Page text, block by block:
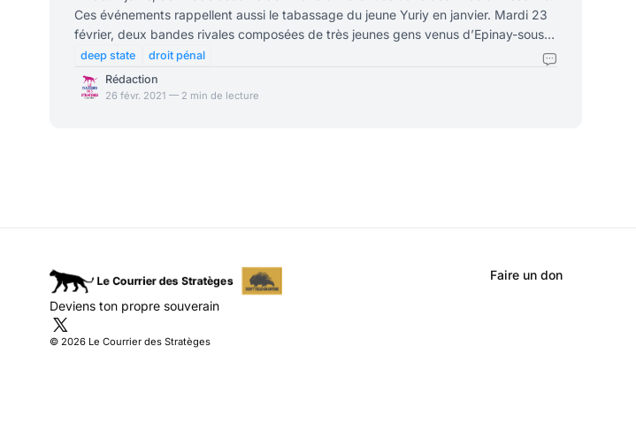
Ces événements rappellent aussi le tabassage du jeune Yuriy en janvier. Mardi 23
février, deux bandes rivales composées de très jeunes gens venus d’Epinay-sous-
Sénart et de Quincy-sous-Sénart se sont affrontées à Boussy-Saint-Antoine. Ces
violences ont coûté la vie à un garçon de 14 ans, frappé au thorax par une arme
blanche. Grièvement blessé à la gorge, un autre adolescent âgé de 13 ans a dû
deep state
droit pénal
Rédaction
26 févr. 2021 — 2 min de lecture
Deviens ton propre souverain
© 2026 Le Courrier des Stratèges
Faire un don